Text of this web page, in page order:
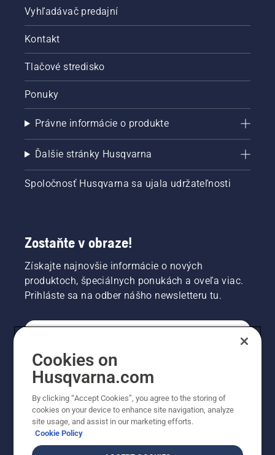
Vyhľadávač predajní
Kontakt
Tlačové stredisko
Ponuky
Právne informácie o produkte
Ďalšie stránky Husqvarna
Spoločnosť Husqvarna sa ujala udržateľnosti
Zostaňte v obraze!
Získajte najnovšie informácie o nových
produktoch, špeciálnych ponukách a oveľa viac.
Prihláste sa na odber nášho newsletteru tu.
PROFESIONÁLNE
Cookies on
Husqvarna.com
By clicking “Accept Cookies”, you agree to the storing of
cookies on your device to enhance site navigation, analyze
site usage, and assist in our marketing efforts.
Cookie Policy